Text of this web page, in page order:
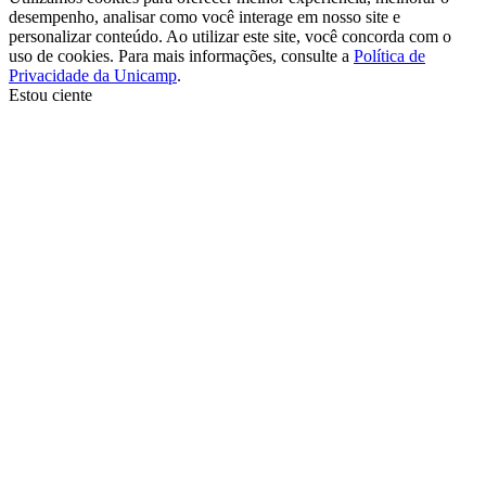
desempenho, analisar como você interage em nosso site e
personalizar conteúdo. Ao utilizar este site, você concorda com o
uso de cookies. Para mais informações, consulte a Política de
Privacidade da Unicamp.
Estou ciente